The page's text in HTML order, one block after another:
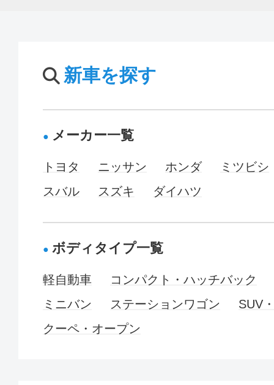
新車を探す
メーカー一覧
トヨタ ニッサン ホンダ
ミツビシ
スバル
スズキ ダイハツ
ボディタイプ一覧
軽自動車
コンパクト・ハッチバック
ミニバン
ステーションワゴン
SUV
クーペ・オープン